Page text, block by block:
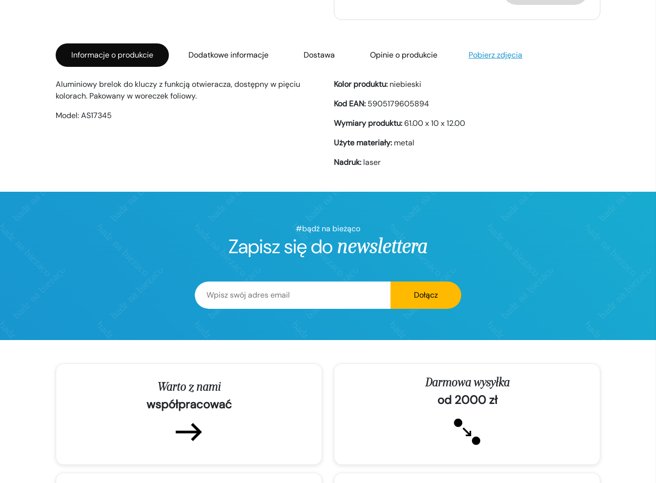
Informacje o produkcie Dodatkowe informacje Dostawa Opinie o produkcie Pobierz zdjęcia
Aluminiowy brelok do kluczy z funkcją otwieracza, dostępny w pięciu
kolorach. Pakowany w woreczek foliowy.
Model:AS17345
Kolor produktu: niebieski
Kod EAN: 5905179605894
Wymiary produktu: 61.00 x 10 x 12.00
Użyte materiały: metal
Nadruk: laser
#bądź na bieżąco
Zapisz się do newslettera
Dołącz
Warto z nami
współpracować
Darmowa wysyłka
od 2000 zł